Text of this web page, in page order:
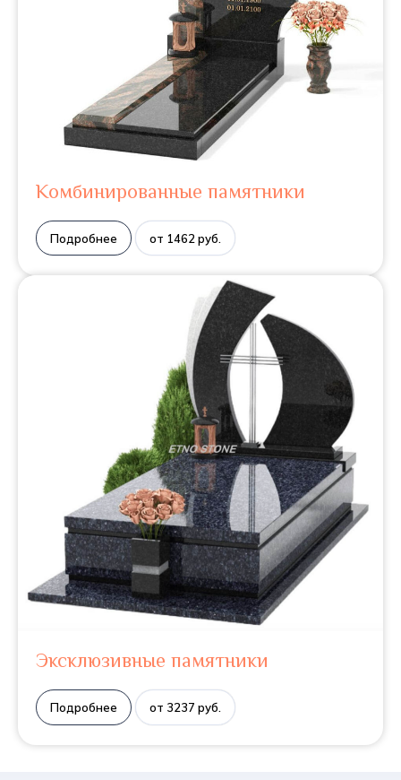
Комбинированные памятники
Подробнее от 1462 руб.
Эксклюзивные памятники
Подробнее от 3237 руб.